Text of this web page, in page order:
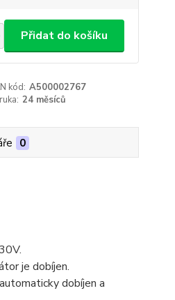
Přidat do košíku
kód: A500002767
24 měsíců
0
je dobíjen.
dobíjen a